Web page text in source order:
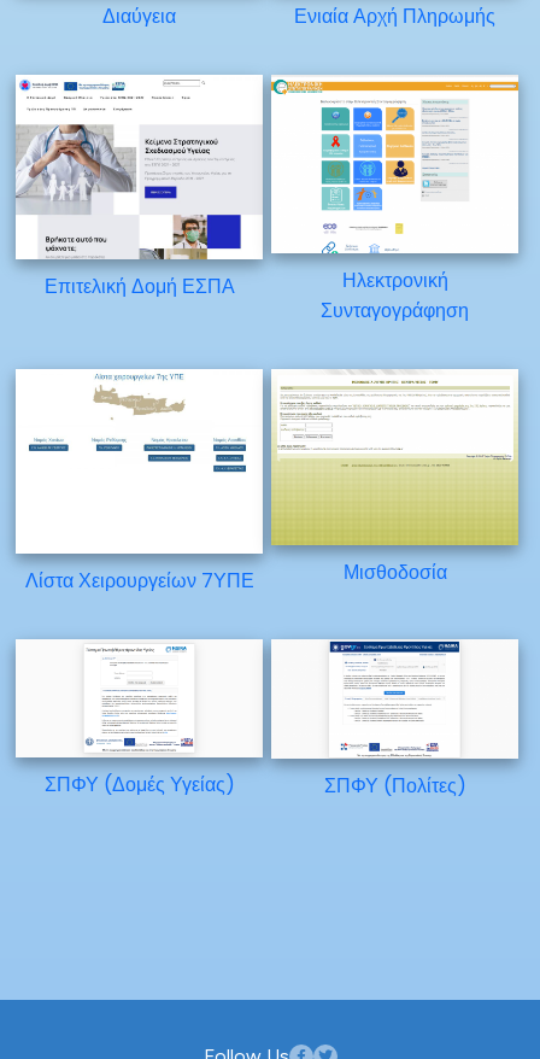
Διαύγεια Ενιαία Αρχή Πληρωμής
Επιτελική Δομή ΕΣΠΑ
Ηλεκτρονική
Συνταγογράφηση
Λίστα Χειρουργείων 7ΥΠΕ Μισθοδοσία
ΣΠΦΥ (Δομές Υγείας) ΣΠΦΥ (Πολίτες)